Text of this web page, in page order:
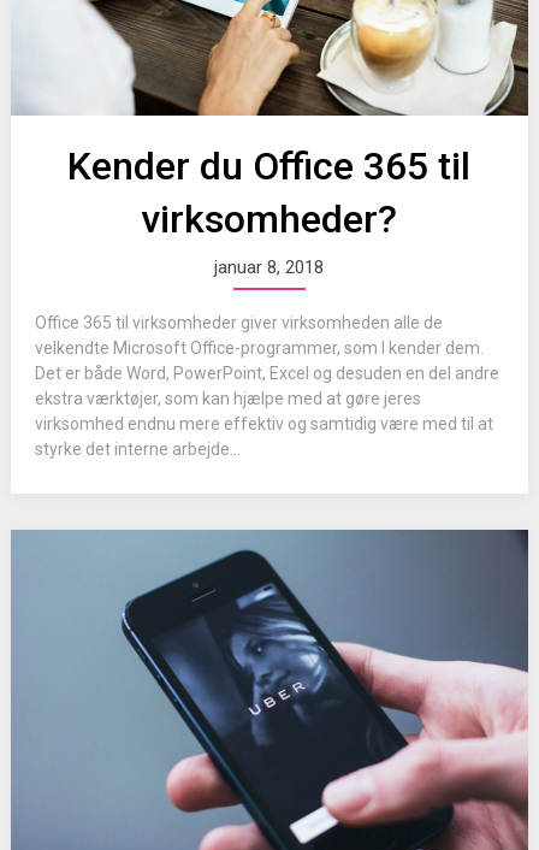
Kender du Office 365 til
virksomheder?
januar 8, 2018
Office 365 til virksomheder giver virksomheden alle de
velkendte Microsoft Office-programmer, som I kender dem.
Det er både Word, PowerPoint, Excel og desuden en del andre
ekstra værktøjer, som kan hjælpe med at gøre jeres
virksomhed endnu mere effektiv og samtidig være med til at
styrke det interne arbejde...